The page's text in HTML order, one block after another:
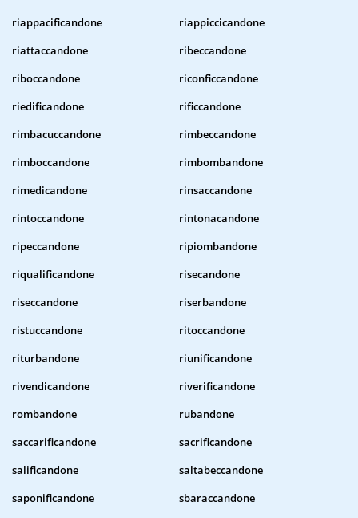
riappacificandone
riappiccicandone
riattaccandone
ribeccandone
riboccandone
riconficcandone
riedificandone
rificcandone
rimbacuccandone
rimbeccandone
rimboccandone
rimbombandone
rimedicandone
rinsaccandone
rintoccandone
rintonacandone
ripeccandone
ripiombandone
riqualificandone
risecandone
riseccandone
riserbandone
ristuccandone
ritoccandone
riturbandone
riunificandone
rivendicandone
riverificandone
rombandone
rubandone
saccarificandone
sacrificandone
salificandone
saltabeccandone
saponificandone
sbaraccandone